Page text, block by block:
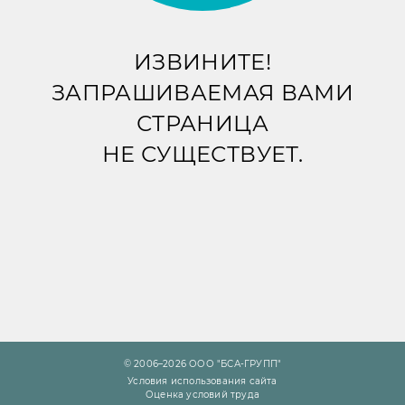
ИЗВИНИТЕ!
ЗАПРАШИВАЕМАЯ ВАМИ
СТРАНИЦА
НЕ СУЩЕСТВУЕТ.
© 2006–2026 ООО "БСА-ГРУПП"
Условия использования сайта
Оценка условий труда